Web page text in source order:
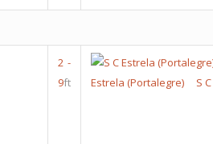
2 -
9ft
Estrela (Portalegre)
S